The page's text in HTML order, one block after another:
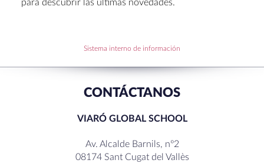
RECENT COMMENTS
para descubrir las últimas novedades.
Sistema interno de información
CONTÁCTANOS
VIARÓ GLOBAL SCHOOL
Av. Alcalde Barnils, nº2
08174 Sant Cugat del Vallès